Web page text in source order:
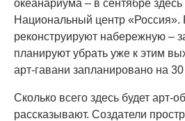
океанариума – в сентябре здесь
Национальный центр «Россия».
реконструируют набережную –
планируют убрать уже к этим
арт-гавани запланировано на 30
Сколько всего здесь будет арт-
рассказывают. Создатели